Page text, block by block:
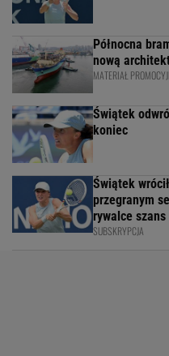
Północna
nową
MATERIAŁ
Świątek
koniec
Świątek
przegranym
rywalce szans
SUBSKRYPCJA